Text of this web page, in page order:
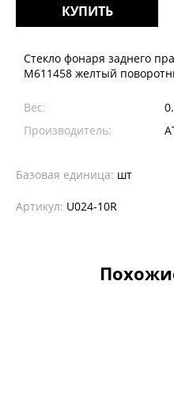
КУПИТЬ
Стекло фонаря заднего
M611458 желтый
Вес:
Производитель:
Базовая единица: шт
Артикул: U024-10R